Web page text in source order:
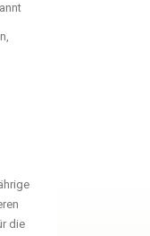
die